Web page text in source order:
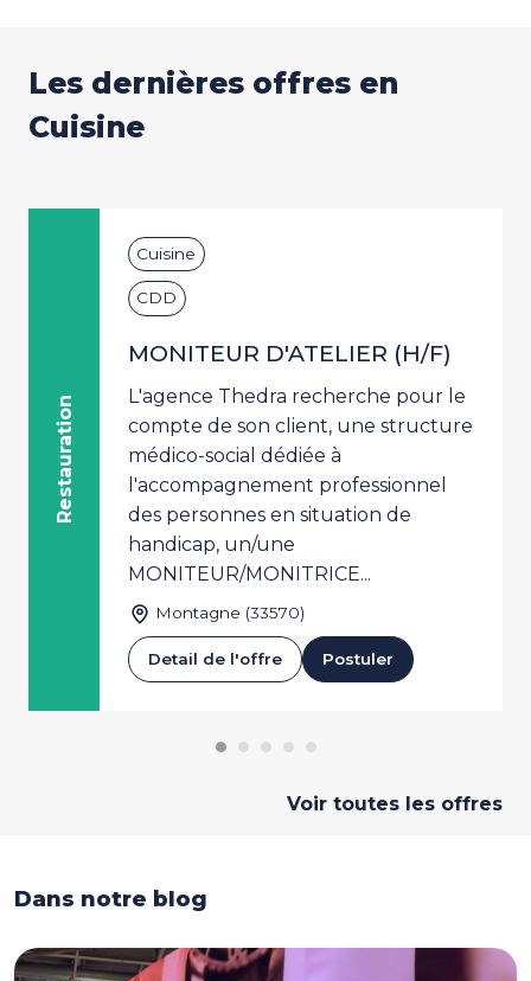
Les dernières offres en
Cuisine
Restauration
Cuisine
CDD
MONITEUR D'ATELIER (H/F)
L'agence Thedra recherche pour le
compte de son client, une structure
médico-social dédiée à
l'accompagnement professionnel
des personnes en situation de
handicap, un/une
MONITEUR/MONITRICE...
Montagne (33570)
Detail de l'offre Postuler
Voir toutes les offres
Dans notre blog